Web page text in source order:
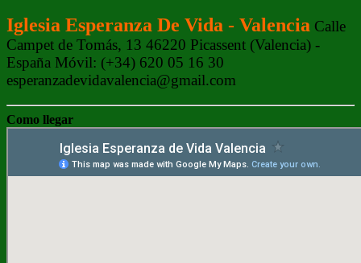
Iglesia Esperanza De Vida - Valencia Calle
Campet de Tomás, 13 46220 Picassent (Valencia) -
España Móvil: (+34) 620 05 16 30
esperanzadevidavalencia@gmail.com
Como llegar